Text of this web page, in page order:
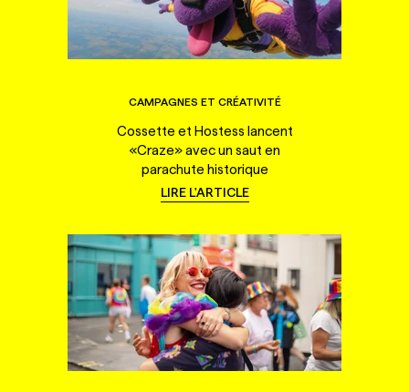
CAMPAGNES ET CRÉATIVITÉ
Cossette et Hostess lancent
«Craze» avec un saut en
parachute historique
LIRE L'ARTICLE